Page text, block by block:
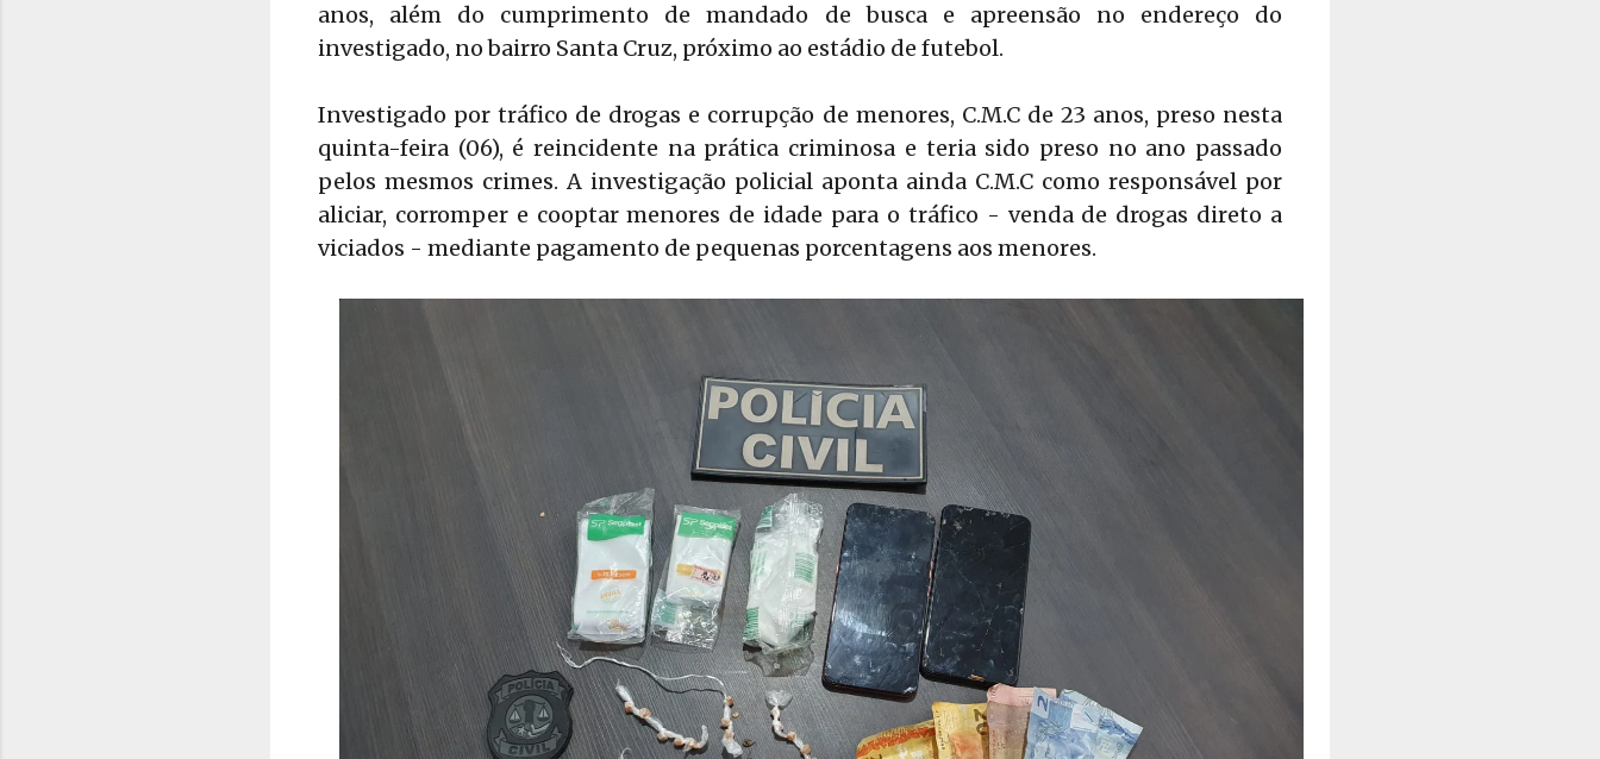
anos, além do cumprimento de mandado de busca e apreensão no endereço do
investigado, no bairro Santa Cruz, próximo ao estádio de futebol.
Investigado por tráfico de drogas e corrupção de menores, C.M.C de 23 anos, preso nesta
quinta-feira (06), é reincidente na prática criminosa e teria sido preso no ano passado
pelos mesmos crimes. A investigação policial aponta ainda C.M.C como responsável por
aliciar, corromper e cooptar menores de idade para o tráfico - venda de drogas direto a
viciados - mediante pagamento de pequenas porcentagens aos menores.